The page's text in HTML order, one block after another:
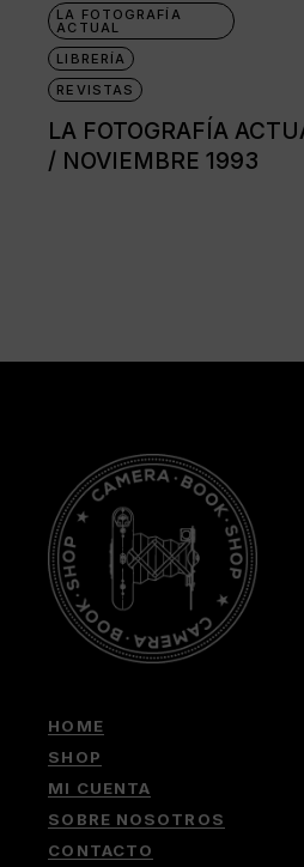
LA FOTOGRAFÍA
ACTUAL
LIBRERÍA
REVISTAS
LA FOTOGRAFÍA
/ NOVIEMBRE 1993
HOME
SHOP
MI CUENTA
SOBRE NOSOTROS
CONTACTO